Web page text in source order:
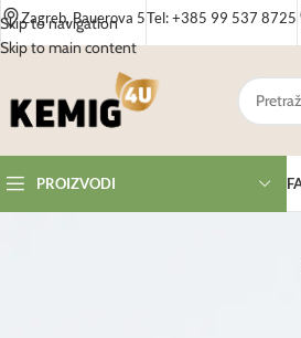
Skip to navigation
Skip to main content
Zagreb, Bauerova 5Tel: +385 99 537 8725
PROIZVODI
Laboratorijski pribor neizostavan je dio